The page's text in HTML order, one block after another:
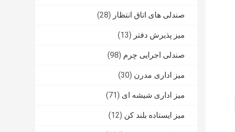
صندلی های اتاق انتظار (28)
میز پذیرش دفتر (13)
صندلی اجرایی چرم (98)
میز اداری مدرن (30)
میز اداری شیشه ای (71)
میز ایستاده بلند کن (12)